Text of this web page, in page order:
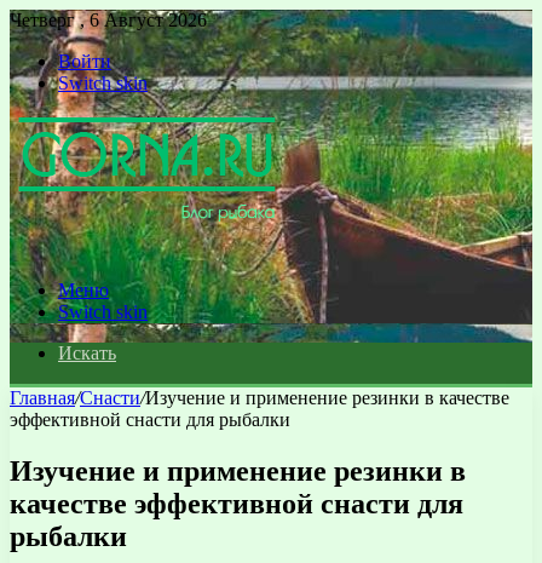
Четверг , 6 Август 2026
Войти
Switch skin
Меню
Switch skin
Искать
Главная/Снасти/Изучение и применение резинки в качестве
эффективной снасти для рыбалки
Изучение и применение резинки в
качестве эффективной снасти для
рыбалки